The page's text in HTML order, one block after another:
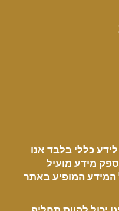
כללי בלבד אנו
מידע מועיל
המידע המופיע באתר